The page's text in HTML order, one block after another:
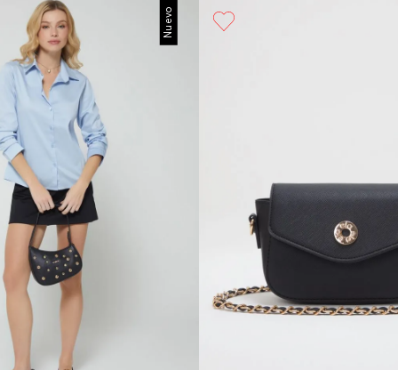
Nuevo